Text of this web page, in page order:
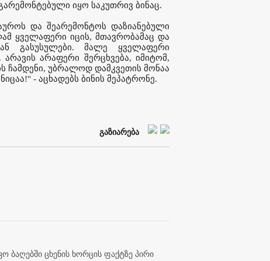
იყო საკუთრივ ბინაც.
და შეარემონტოს დაზიანებული
ყველაფერი იცის, მთავრობამაც და
გასუსულები. მალე ყველაფერი
არაფერი შერცხვება, იმიტომ,
ჩამდენი, უბრალოდ დამკვეთის მონაა
- აცხადებს ბინის მეპატრონე.
გაზიარება
ბაღებში ცხენის ხორცის ფაქტზე პირი